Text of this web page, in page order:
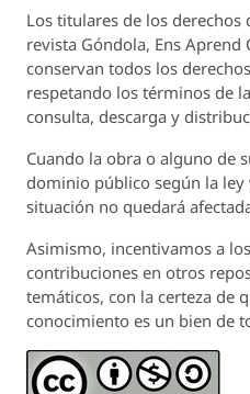
Los titulares de los
revista Góndola, Ens Aprend
conservan todos los
respetando los términos de
consulta, descarga y
Cuando la obra o alguno de
dominio público según la ley
situación no quedará
Asimismo, incentivamos a
contribuciones en otros
temáticos, con la certeza de
conocimiento es un bien de